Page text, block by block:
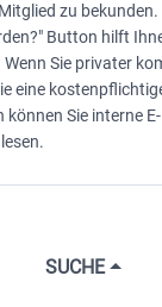
zu bekunden.
Button hilft
Sie privater
eine
Sie interne
SUCHE